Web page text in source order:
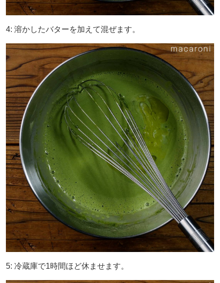
4: 溶かしたバターを加えて混ぜます。
5: 冷蔵庫で1時間ほど休ませます。